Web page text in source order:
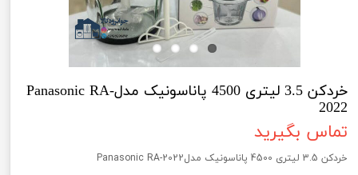
خردکن 3.5 لیتری 4500 پاناسونیک مدلPanasonic RA-
2022
تماس بگیرید
خردکن 3.5 لیتری 4500 پاناسونیک مدلPanasonic RA-2022